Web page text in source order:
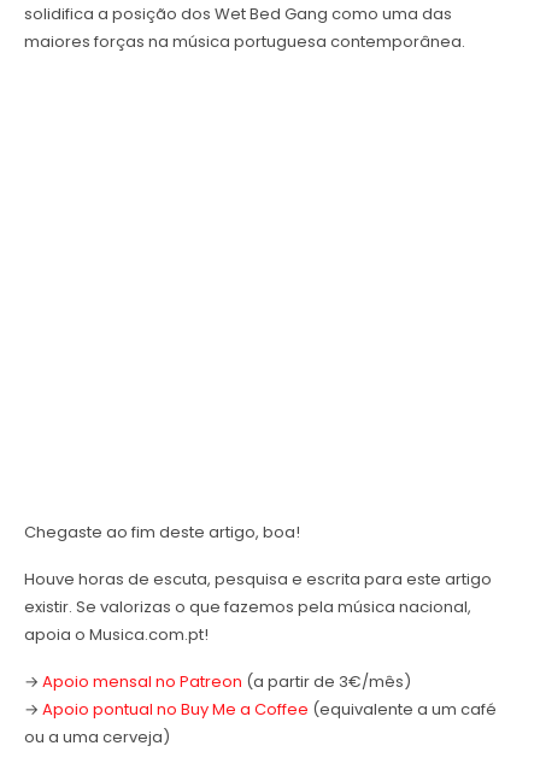
solidifica a posição dos Wet Bed Gang como uma das
maiores forças na música portuguesa contemporânea.
Chegaste ao fim deste artigo, boa!
Houve horas de escuta, pesquisa e escrita para este artigo
existir. Se valorizas o que fazemos pela música nacional,
apoia o Musica.com.pt!
→ Apoio mensal no Patreon (a partir de 3€/mês)
→ Apoio pontual no Buy Me a Coffee (equivalente a um café
ou a uma cerveja)